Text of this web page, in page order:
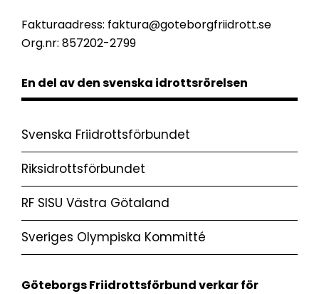
Fakturaadress: faktura@goteborgfriidrott.se
Org.nr: 857202-2799
En del av den svenska idrottsrörelsen
Svenska Friidrottsförbundet
Riksidrottsförbundet
RF SISU Västra Götaland
Sveriges Olympiska Kommitté
Göteborgs Friidrottsförbund verkar för